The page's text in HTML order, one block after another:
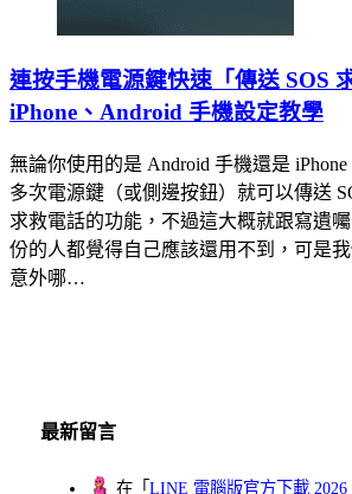
連按手機電源鍵快速「傳送 SOS
iPhone、Android 手機設定教學
無論你使用的是 Android 手機還是
多次電源鍵（或側邊按鈕）就可以傳送
求救電話的功能，不過這大概就跟寫遺
份的人都覺得自己應該還用不到，可是
意外哪…
最新留言
在「LINE 電腦版官方下載 2026